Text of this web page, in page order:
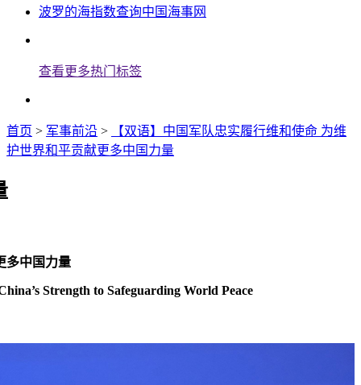
波罗的海指数查询中国海事网
查看更多热门标签
首页 > 军事前沿 >
【双语】中国军队忠实履行维和使命 为维
护世界和平贡献更多中国力量
多中国力量
Strength to Safeguarding World Peace